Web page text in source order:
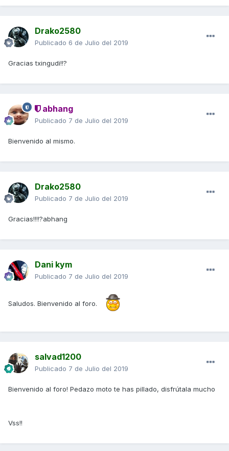
Drako2580
Publicado 6 de Julio del 2019
Gracias txingudi!!?
abhang
Publicado 7 de Julio del 2019
Bienvenido al mismo.
Drako2580
Publicado 7 de Julio del 2019
Gracias!!!!?abhang
Dani kym
Publicado 7 de Julio del 2019
Saludos. Bienvenido al foro.
salvad1200
Publicado 7 de Julio del 2019
Bienvenido al foro! Pedazo moto te has pillado, disfrútala mucho
Vss!!